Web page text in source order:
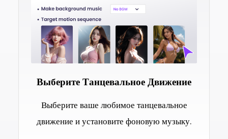
Выберите Танцевальное Движение
Выберите ваше любимое танцевальное
движение и установите фоновую музыку.